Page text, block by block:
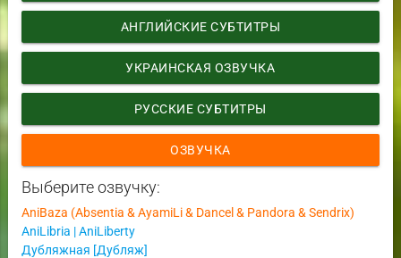
АНГЛИЙСКИЕ СУБТИТРЫ
УКРАИНСКАЯ ОЗВУЧКА
РУССКИЕ СУБТИТРЫ
ОЗВУЧКА
Выберите озвучку:
AniBaza (Absentia & AyamiLi & Dancel & Pandora & Sendrix)
AniLibria | AniLiberty
Дубляжная [Дубляж]